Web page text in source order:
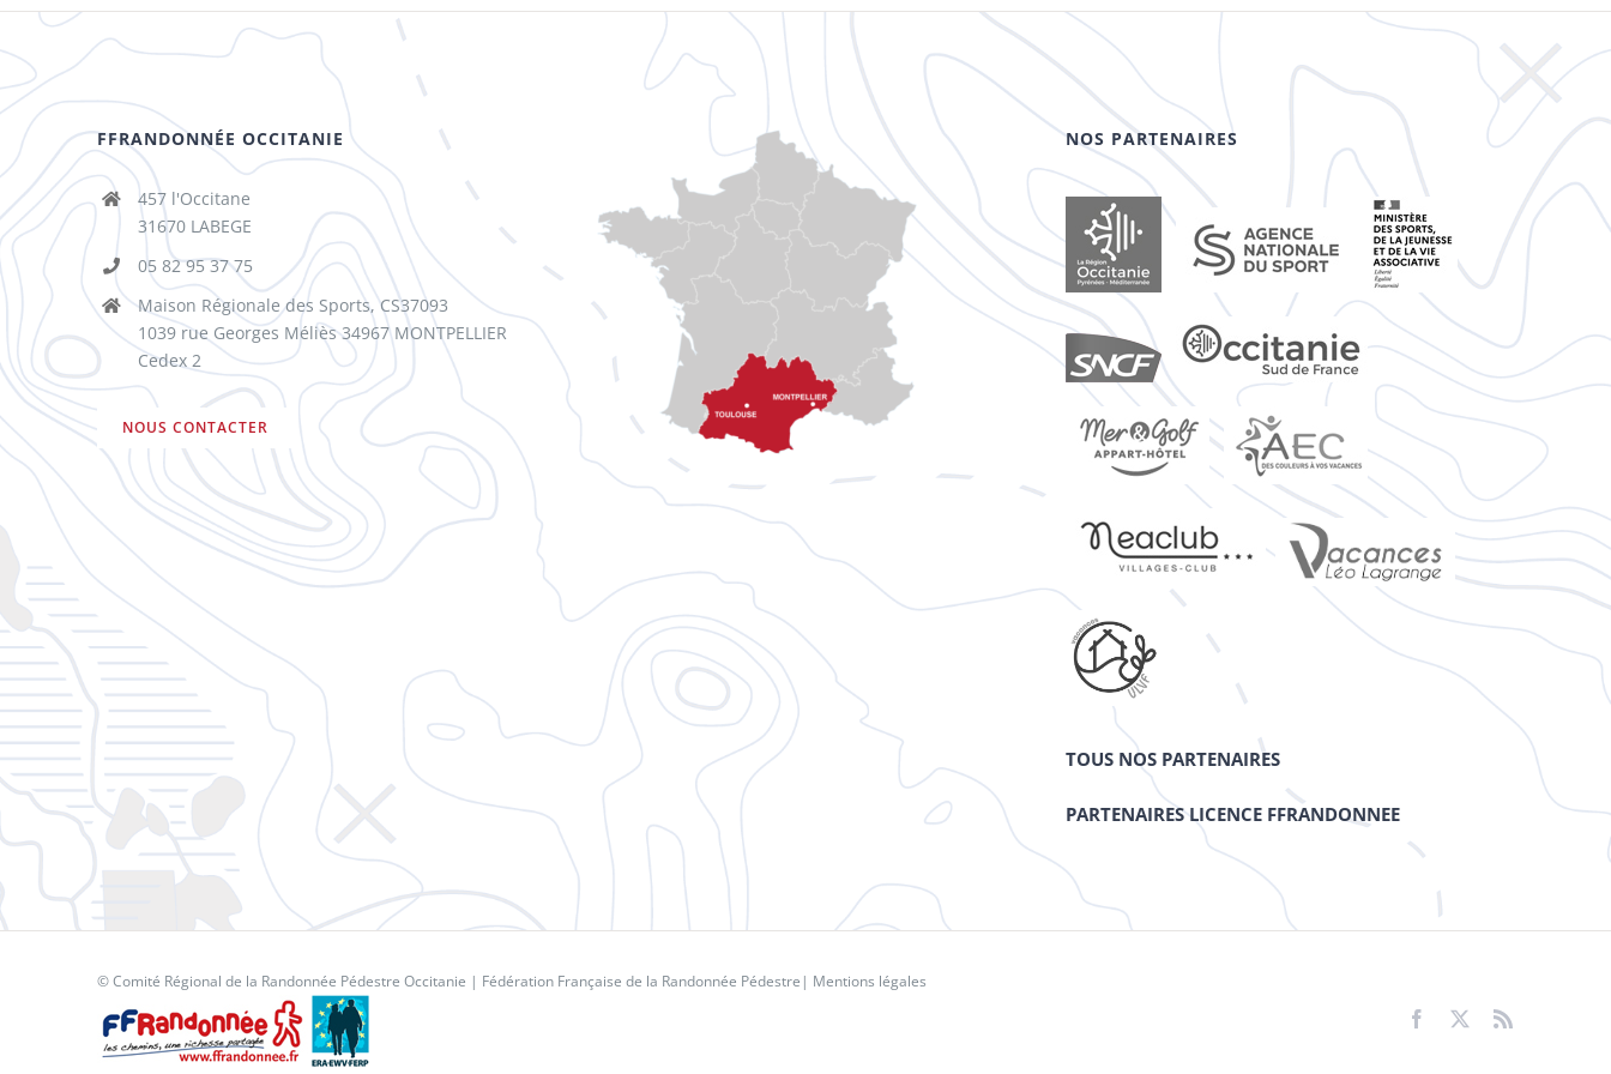
FFRANDONNÉE OCCITANIE
457 l'Occitane
31670 LABEGE
05 82 95 37 75
Maison Régionale des Sports, CS37093
1039 rue Georges Méliès 34967 MONTPELLIER
Cedex 2
NOUS CONTACTER
NOS PARTENAIRES
TOUS NOS PARTENAIRES
PARTENAIRES LICENCE FFRANDONNEE
© Comité Régional de la Randonnée Pédestre Occitanie | Fédération Française de la Randonnée Pédestre | Mentions légales
Facebook